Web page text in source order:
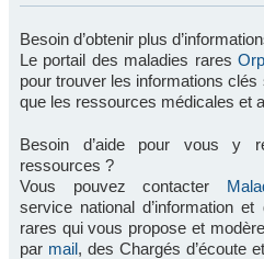
Besoin d’obtenir plus
Le portail des maladies rares
pour trouver les informations
que les ressources médicales et
Besoin d’aide pour vous y
ressources ?
Vous pouvez contacter
service national d’information
rares qui vous propose et
par mail, des Chargés d’écoute